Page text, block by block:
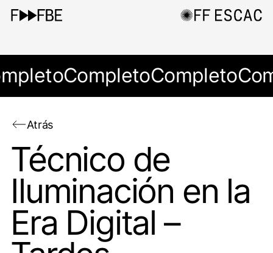
CompletoCompleto
Atrás
Técnico de
Iluminación en la
Era Digital –